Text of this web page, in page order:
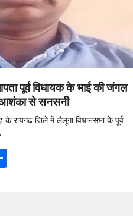
पूर्व विधायक के भाई की जंगल
आशंका से सनसनी
रायगढ़ जिले में लैलूंगा विधानसभा के पूर्व